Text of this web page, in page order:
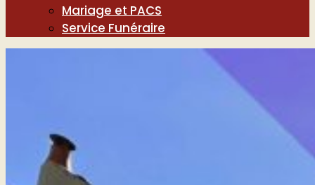
Mariage et PACS
Service Funéraire